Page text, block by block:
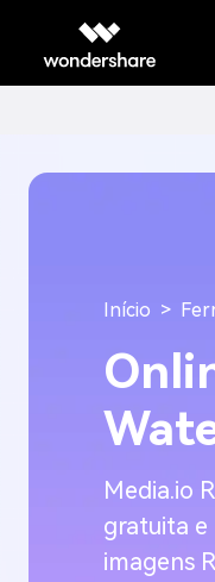
Início
Media.io
gratuita e
imagens